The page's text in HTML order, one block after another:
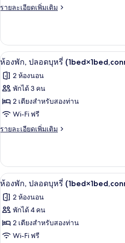
พัก,
บุหรี่
(1bed×1bed,connectingroom
2people)
รายละเอียดเพิ่มเติม
ราย
เกี่ยว
กับ
ห้อง
ปลอด
บุหรี่
(1bed×1bed,connectingroom
2people)
เปิด
ภาพถ่าย
ทั้งหมด
ของ
ห้อง
พัก,
บุหรี่
(1bed×1bed,connectingroom
3people)
ผ้า
8
ห้องพัก, ปลอดบุหรี่
2 ห้องนอน
พักได้ 3 คน
2 เตียงสำหรับสองท่าน
Wi-Fi ฟรี
รายละเอียดเพิ่มเติม
ราย
เกี่ยว
กับ
ห้อง
ปลอด
บุหรี่
(1bed×1bed,connectingroom
3people)
เปิด
ภาพถ่าย
ทั้งหมด
ของ
ห้อง
ผ้า
8
ห้องพัก, ปลอดบุหรี่
2 ห้องนอน
พักได้ 4 คน
2 เตียงสำหรับสองท่าน
Wi-Fi ฟรี